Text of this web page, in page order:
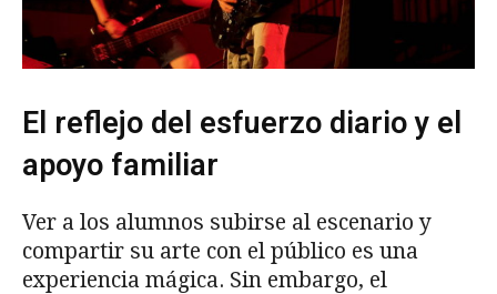
El reflejo del esfuerzo diario y el
apoyo familiar
Ver a los alumnos subirse al escenario y
compartir su arte con el público es una
experiencia mágica. Sin embargo, el